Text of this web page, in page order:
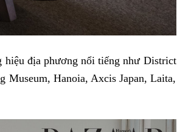
hiệu địa phương nổi tiếng như District
Museum, Hanoia, Axcis Japan, Laita,